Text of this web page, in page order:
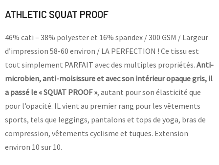
ATHLETIC SQUAT PROOF
46% cati – 38% polyester et 16% spandex / 300 GSM / Largeur
d’impression 58-60 environ / LA PERFECTION ! Ce tissu est
tout simplement PARFAIT avec des multiples propriétés. Anti-
microbien, anti-moisissure et avec son intérieur opaque gris, il
a passé le « SQUAT PROOF », autant pour son élasticité que
pour l’opacité. IL vient au premier rang pour les vêtements
sports, tels que leggings, pantalons et tops de yoga, bras de
compression, vêtements cyclisme et tuques. Extension
environ 10 sur 10.